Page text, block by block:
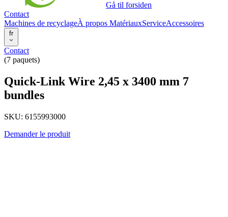
Gå til forsiden
Contact
Machines de recyclageÀ propos MatériauxServiceAccessoires
fr
Contact
(7 paquets)
Quick-Link Wire 2,45 x 3400 mm 7
bundles
SKU: 6155993000
Demander le produit